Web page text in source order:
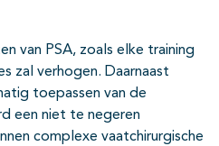
van PSA, zoals elke training
zal verhogen. Daarnaast
toepassen van de
een niet te negeren
complexe vaatchirurgische